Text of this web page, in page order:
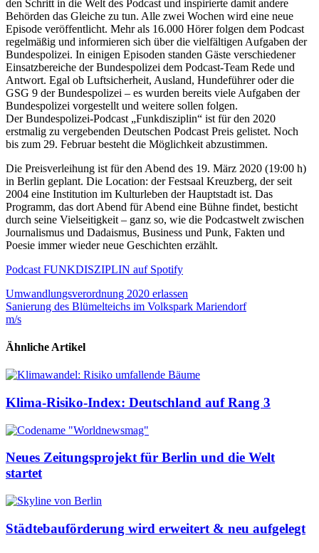
den Schritt in die Welt des Podcast und inspirierte damit andere
Behörden das Gleiche zu tun. Alle zwei Wochen wird eine neue
Episode veröffentlicht. Mehr als 16.000 Hörer folgen dem Podcast
regelmäßig und informieren sich über die vielfältigen Aufgaben der
Bundespolizei. In einigen Episoden standen Gäste verschiedener
Einsatzbereiche der Bundespolizei dem Podcast-Team Rede und
Antwort. Egal ob Luftsicherheit, Ausland, Hundeführer oder die
GSG 9 der Bundespolizei – es wurden bereits viele Aufgaben der
Bundespolizei vorgestellt und weitere sollen folgen.
Der Bundespolizei-Podcast „Funkdisziplin“ ist für den 2020
erstmalig zu vergebenden Deutschen Podcast Preis gelistet. Noch
bis zum 29. Februar besteht die Möglichkeit abzustimmen.
Die Preisverleihung ist für den Abend des 19. März 2020 (19:00 h)
in Berlin geplant. Die Location: der Festsaal Kreuzberg, der seit
2004 eine Institution im Kulturleben der Hauptstadt ist. Das
Programm, das dort Abend für Abend eine Bühne findet, besticht
durch seine Vielseitigkeit – ganz so, wie die Podcastwelt zwischen
Journalismus und Dadaismus, Business und Punk, Fakten und
Poesie immer wieder neue Geschichten erzählt.
Podcast FUNKDISZIPLIN auf Spotify
Beitragsnavigation
Umwandlungsverordnung 2020 erlassen
Sanierung des Blümelteichs im Volkspark Mariendorf
m/s
Ähnliche Artikel
Klima-Risiko-Index: Deutschland auf Rang 3
Neues Zeitungsprojekt für Berlin und die Welt
startet
Städtebauförderung wird erweitert & neu aufgelegt